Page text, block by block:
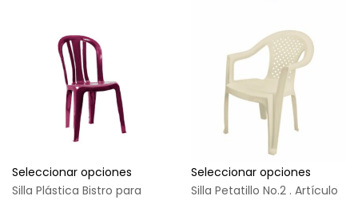
Seleccionar opciones
Silla Plástica Bistro para
Seleccionar opciones
Silla Petatillo No.2 . Artículo